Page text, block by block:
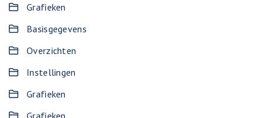
Grafieken
Basisgegevens
Overzichten
Instellingen
Grafieken
Grafieken